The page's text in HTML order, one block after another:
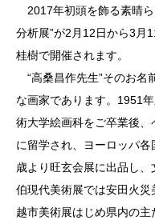
2017年初頭を飾る素晴ら
分析展”が2月12日から3月
桂樹で開催されます。
“高桑昌作先生”そのお名
な画家であります。1951
術大学絵画科をご卒業後
に留学され、ヨーロッパ
歳より旺玄会展に出品し
伯現代美術展では安田火災
越市美術展はじめ県内の